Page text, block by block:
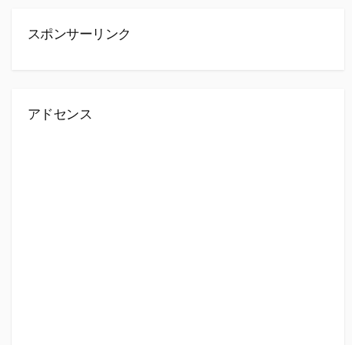
スポンサーリンク
アドセンス